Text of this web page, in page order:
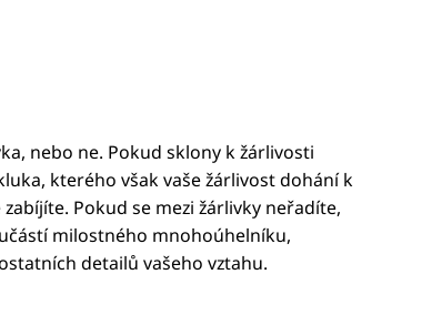
nebo ne. Pokud sklony k žárlivosti
kterého však vaše žárlivost dohání k
Pokud se mezi žárlivky neřadíte,
milostného mnohoúhelníku,
detailů vašeho vztahu.